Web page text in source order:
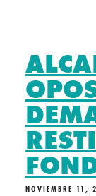
NOVIEMBRE 11,